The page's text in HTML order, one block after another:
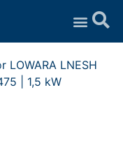
LOWARA LNESH
| 1,5 kW